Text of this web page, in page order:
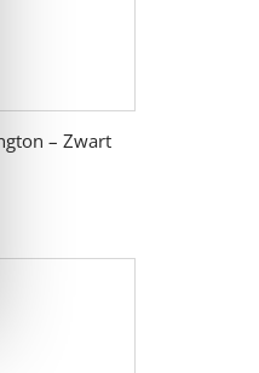
– Zwart